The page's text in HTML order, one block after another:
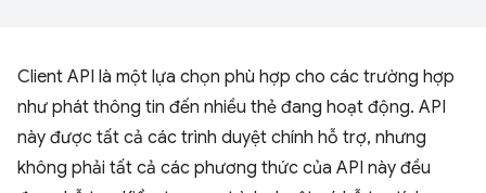
Client API là một lựa chọn phù hợp cho các trường hợp
như phát thông tin đến nhiều thẻ đang hoạt động. API
này được tất cả các trình duyệt chính hỗ trợ, nhưng
không phải tất cả các phương thức của API này đều